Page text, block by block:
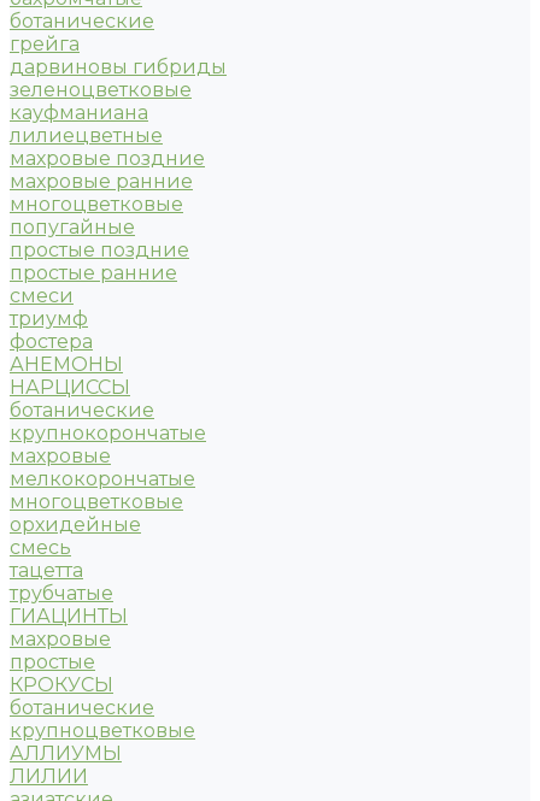
ботанические
грейга
дарвиновы гибриды
зеленоцветковые
кауфманиана
лилиецветные
махровые поздние
махровые ранние
многоцветковые
попугайные
простые поздние
простые ранние
смеси
триумф
фостера
АНЕМОНЫ
НАРЦИССЫ
ботанические
крупнокорончатые
махровые
мелкокорончатые
многоцветковые
орхидейные
смесь
тацетта
трубчатые
ГИАЦИНТЫ
махровые
простые
КРОКУСЫ
ботанические
крупноцветковые
АЛЛИУМЫ
ЛИЛИИ